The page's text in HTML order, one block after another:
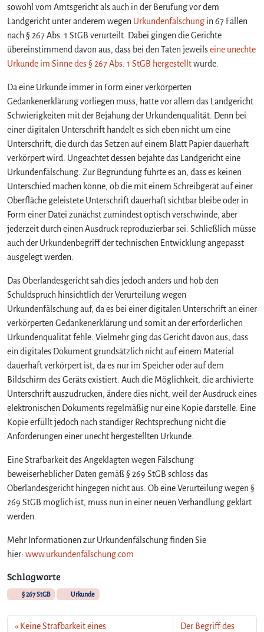
i
g
i
t
a
e
E
m
p
a
n
g
s
b
ä
g
u
n
g
e
n
n
P
a
k
e
e
n
f
n
e
sowohl vom Amtsgericht als auch in der Berufung vor dem
Landgericht unter anderem wegen Urkundenfälschung in 67 Fällen
nach § 267 Abs. 1 StGB verurteilt. Dabei gingen die Gerichte
übereinstimmend davon aus, dass bei den Taten jeweilseine unechte
Urkunde im Sinne des § 267 Abs. 1 StGB hergestelltwurde.
Da eine Urkunde immer in Form einer verkörperten
Gedankenerklärung vorliegen muss, hatte vor allem das Landgericht
Schwierigkeiten mit der Bejahung der Urkundenqualität. Denn bei
einer digitalen Unterschrift handelt es sich eben nicht um eine
Unterschrift, die durch das Setzen auf einem Blatt Papier dauerhaft
verkörpert wird. Ungeachtet dessen bejahte das Landgericht eine
Urkundenfälschung. Zur Begründung führte es an, dass es keinen
Unterschied machen könne, ob die mit einem Schreibgerät auf einer
Oberfläche geleistete Unterschrift dauerhaft sichtbar bleibe oder in
Form einer Datei zunächst zumindest optisch verschwinde, aber
jederzeit durch einen Ausdruck reproduzierbar sei. Schließlich müsse
auch der Urkundenbegriff der technischen Entwicklung angepasst
ausgelegt werden.
Das Oberlandesgericht sah dies jedoch anders und hob den
Schuldspruch hinsichtlich der Verurteilung wegen
Urkundenfälschung auf, da es bei einer digitalen Unterschrift an einer
verkörperten Gedankenerklärung und somit an der erforderlichen
Urkundenqualität fehle. Vielmehr ging das Gericht davon aus, dass
ein digitales Dokument grundsätzlich nicht auf einem Material
dauerhaft verkörpert ist, da es nur im Speicher oder auf dem
Bildschirm des Geräts existiert. Auch die Möglichkeit, die archivierte
Unterschrift auszudrucken, ändere dies nicht, weil der Ausdruck eines
elektronischen Dokuments regelmäßig nur eine Kopie darstelle. Eine
Kopie erfüllt jedoch nach ständiger Rechtsprechung nicht die
Anforderungen einer unecht hergestellten Urkunde.
Eine Strafbarkeit des Angeklagten wegen Fälschung
beweiserheblicher Daten gemäß § 269 StGB schloss das
Oberlandesgericht hingegen nicht aus. Ob eine Verurteilung wegen §
269 StGB möglich ist, muss nun in einer neuen Verhandlung geklärt
werden.
Mehr Informationen zur Urkundenfälschung finden Sie
hier: www.urkundenfälschung.com
Schlagworte
§ 267 StGB Urkunde
Keine Strafbarkeit eines Der Begriff des